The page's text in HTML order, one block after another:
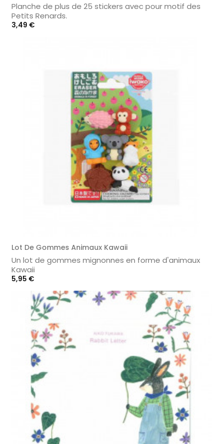
Planche de plus de 25 stickers avec pour motif des
Petits Renards.
Prix
3,49 €
Lot De Gommes Animaux Kawaii
Un lot de gommes mignonnes en forme d'animaux
Kawaii
Prix
5,95 €